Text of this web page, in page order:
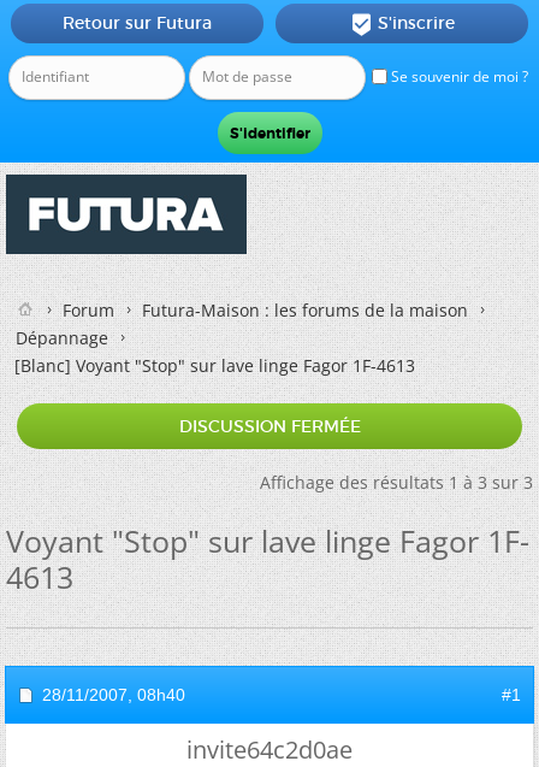
Se souvenir de moi ?
Retour sur Futura  S'inscrire
Forum
Futura-Maison : les forums de la maison
Dépannage
[Blanc]Voyant "Stop" sur lave linge Fagor 1F-4613
DISCUSSION FERMÉE
Affichage des résultats 1 à 3 sur 3
Voyant "Stop" sur lave linge Fagor 1F-
4613
28/11/2007, 08h40 #1
invite64c2d0ae